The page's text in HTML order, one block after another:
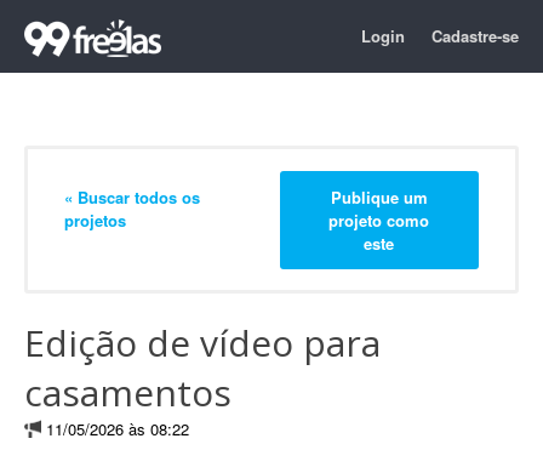
Login Cadastre-se
« Buscar todos os
projetos
Publique um
projeto como
este
Edição de vídeo para
casamentos
11/05/2026 às 08:22